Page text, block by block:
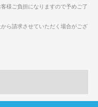
様ご負担になりますので予めご了
ら請求させていただく場合がござ